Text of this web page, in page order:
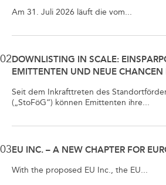
Am 31. Juli 2026 läuft die vom...
02 DOWNLISTING IN SCALE:
EMITTENTEN UND NEUE CHANCEN
Seit dem Inkrafttreten des
(„StoFöG“) können Emittenten ihre...
03 EU INC. – A NEW CHAPTER FOR
With the proposed EU Inc., the EU...